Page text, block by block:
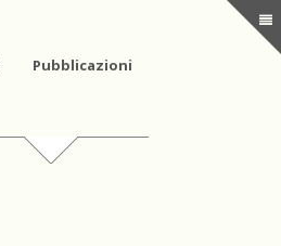
Pubblicazioni